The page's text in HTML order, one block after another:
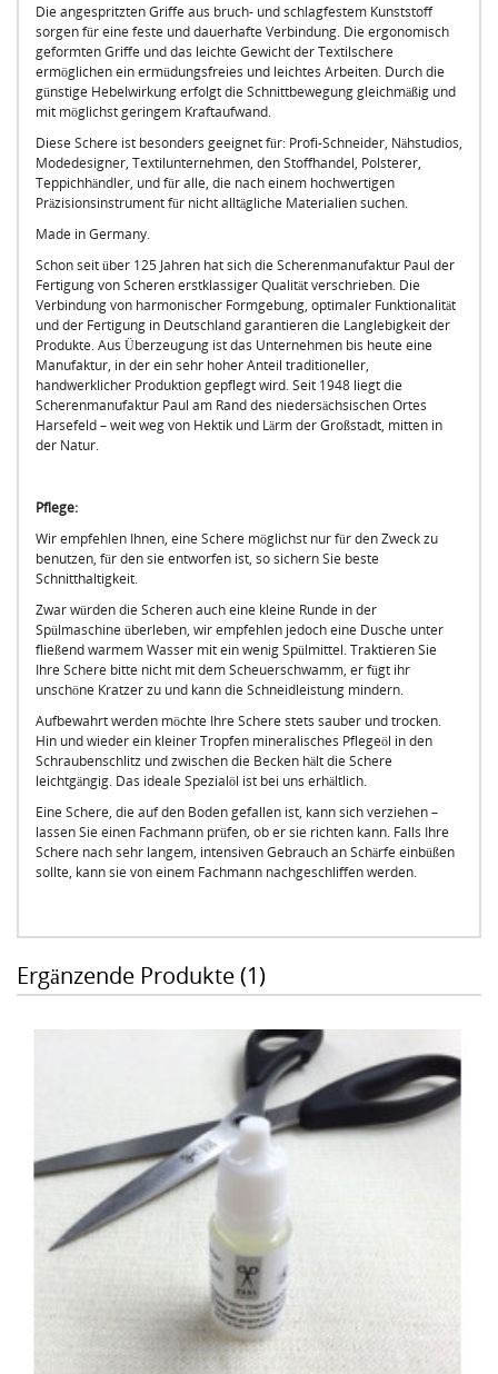
Die angespritzten Griffe aus bruch- und schlagfestem Kunststoff
sorgen für eine feste und dauerhafte Verbindung. Die ergonomisch
geformten Griffe und das leichte Gewicht der Textilschere
ermöglichen ein ermüdungsfreies und leichtes Arbeiten. Durch die
günstige Hebelwirkung erfolgt die Schnittbewegung gleichmäßig und
mit möglichst geringem Kraftaufwand.
Diese Schere ist besonders geeignet für: Profi-Schneider, Nähstudios,
Modedesigner, Textilunternehmen, den Stoffhandel, Polsterer,
Teppichhändler, und für alle, die nach einem hochwertigen
Präzisionsinstrument für nicht alltägliche Materialien suchen.
Made in Germany.
Schon seit über 125 Jahren hat sich die Scherenmanufaktur Paul der
Fertigung von Scheren erstklassiger Qualität verschrieben. Die
Verbindung von harmonischer Formgebung, optimaler Funktionalität
und der Fertigung in Deutschland garantieren die Langlebigkeit der
Produkte. Aus Überzeugung ist das Unternehmen bis heute eine
Manufaktur, in der ein sehr hoher Anteil traditioneller,
handwerklicher Produktion gepflegt wird. Seit 1948 liegt die
Scherenmanufaktur Paul am Rand des niedersächsischen Ortes
Harsefeld – weit weg von Hektik und Lärm der Großstadt, mitten in
der Natur.
Pflege:
Wir empfehlen Ihnen, eine Schere möglichst nur für den Zweck zu
benutzen, für den sie entworfen ist, so sichern Sie beste
Schnitthaltigkeit.
Zwar würden die Scheren auch eine kleine Runde in der
Spülmaschine überleben, wir empfehlen jedoch eine Dusche unter
fließend warmem Wasser mit ein wenig Spülmittel. Traktieren Sie
Ihre Schere bitte nicht mit dem Scheuerschwamm, er fügt ihr
unschöne Kratzer zu und kann die Schneidleistung mindern.
Aufbewahrt werden möchte Ihre Schere stets sauber und trocken.
Hin und wieder ein kleiner Tropfen mineralisches Pflegeöl in den
Schraubenschlitz und zwischen die Becken hält die Schere
leichtgängig. Das ideale Spezialöl ist bei uns erhältlich.
Eine Schere, die auf den Boden gefallen ist, kann sich verziehen –
lassen Sie einen Fachmann prüfen, ob er sie richten kann. Falls Ihre
Schere nach sehr langem, intensiven Gebrauch an Schärfe einbüßen
sollte, kann sie von einem Fachmann nachgeschliffen werden.
Ergänzende Produkte (1)